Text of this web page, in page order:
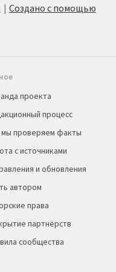
Создано с помощью
проекта
процесс
мы проверяем факты
с источниками
и обновления
автором
права
партнёрств
сообщества